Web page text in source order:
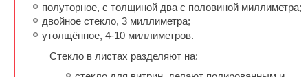
полуторное, с толщиной два с половиной миллиметра;
двойное стекло, 3 миллиметра;
утолщённое, 4-10 миллиметров.
Стекло в листах разделяют на: